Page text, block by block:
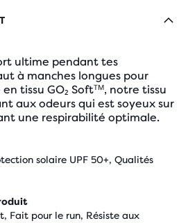
ultime pendant tes
à manches longues pour
tissu GO₂ Softᵀᴹ, notre tissu
aux odeurs qui est soyeux sur
une respirabilité optimale.
solaire UPF 50+, Qualités
Fait pour le run, Résiste aux